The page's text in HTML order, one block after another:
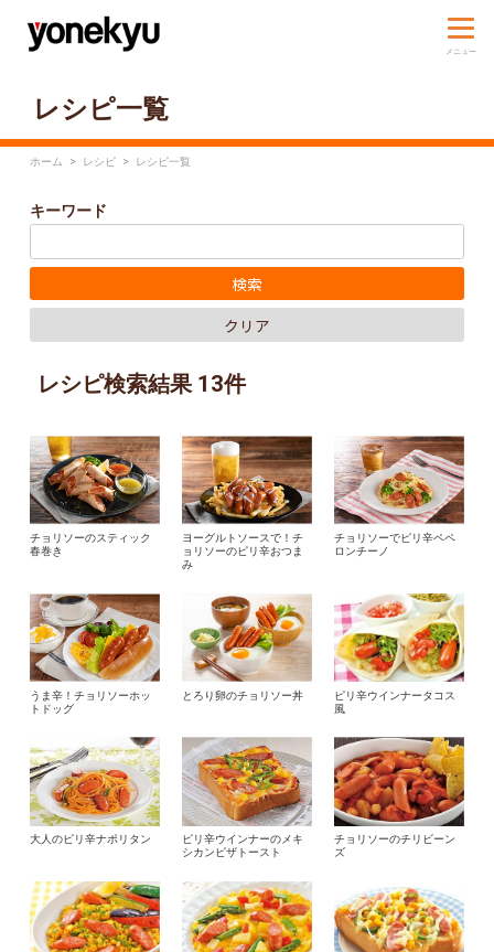
レシピ一覧
ホーム > レシピ > レシピ一覧
キーワード
レシピ検索結果 13件
チョリソーのスティック
春巻き
ヨーグルトソースで！チ
ョリソーのピリ辛おつま
み
チョリソーでピリ辛ペペ
ロンチーノ
うま辛！チョリソーホッ
トドッグ
とろり卵のチョリソー丼
ピリ辛ウインナータコス
風
大人のピリ辛ナポリタン
ピリ辛ウインナーのメキ
シカンピザトースト
チョリソーのチリビーン
ズ